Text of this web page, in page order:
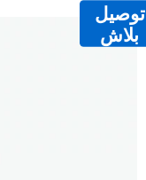
توصيل
بلاش